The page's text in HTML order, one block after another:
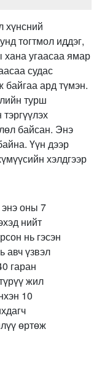
хүнсний
тогтмол иддэг,
хана угаасаа ямар
судас
байгаа ард түмэн.
турш
байсан. Энэ
Үүн дээр
хэлдгээр
энэ оны 7
нийт
нь гэсэн
авч үзвэл
гаран
жил
10
өртөж